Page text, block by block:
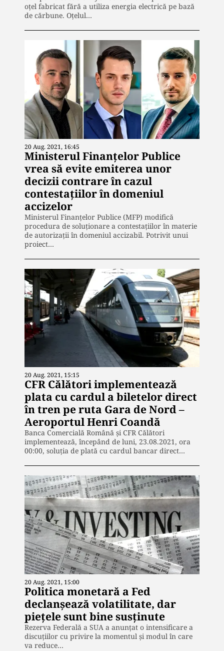
oțel fabricat fără a utiliza energia electrică pe bază
de cărbune. Oțelul…
20 Aug. 2021, 16:45
Ministerul Finanțelor Publice
vrea să evite emiterea unor
decizii contrare în cazul
contestațiilor în domeniul
accizelor
Ministerul Finanțelor Publice (MFP) modifică
procedura de soluționare a contestațiilor în materie
de autorizații în domeniul accizabil. Potrivit unui
proiect…
20 Aug. 2021, 15:15
CFR Călători implementează
plata cu cardul a biletelor direct
în tren pe ruta Gara de Nord –
Aeroportul Henri Coandă
Banca Comercială Română și CFR Călători
implementează, începând de luni, 23.08.2021, ora
00:00, soluția de plată cu cardul bancar direct…
20 Aug. 2021, 15:00
Politica monetară a Fed
declanșează volatilitate, dar
piețele sunt bine susținute
Rezerva Federală a SUA a anunțat o intensificare a
discuțiilor cu privire la momentul și modul în care
va reduce…